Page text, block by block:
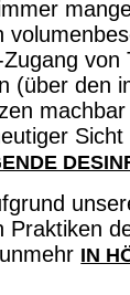
von
(über den
Sicht
Praktiken
IN